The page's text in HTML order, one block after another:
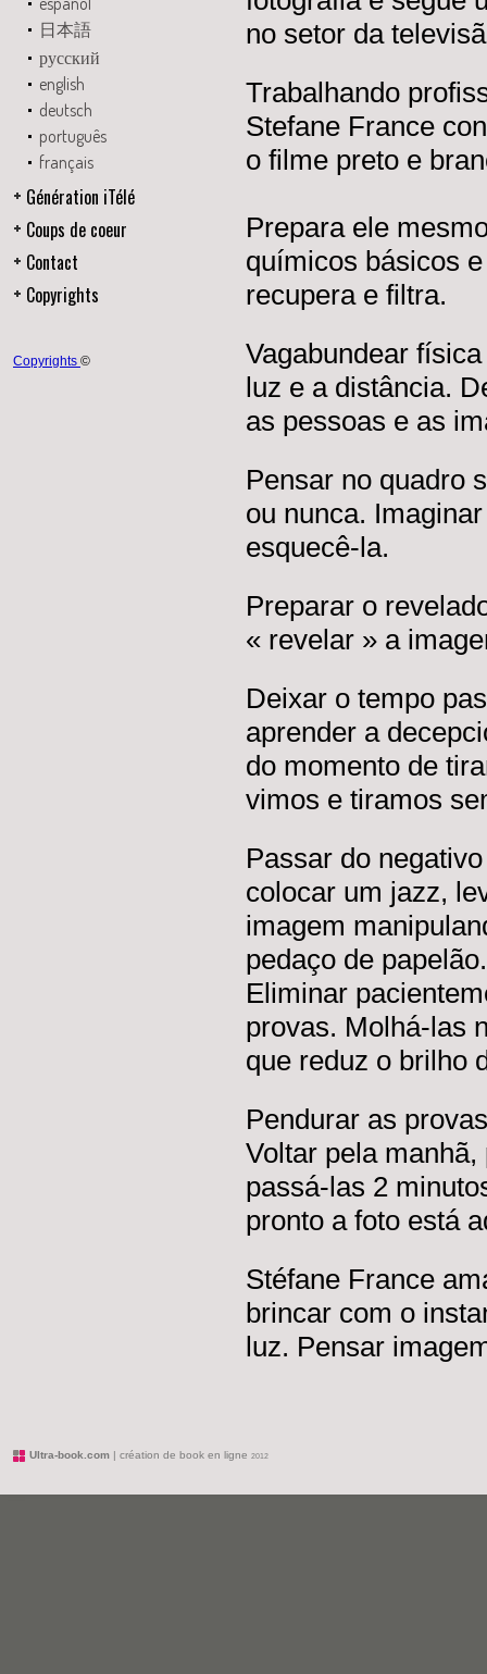
日本語
русский
english
deutsch
português
français
Génération iTélé
Coups de coeur
Contact
Copyrights
Copyrights ©
no setor da
Trabalhando
Stefane France
o filme preto e
Prepara ele
químicos básicos
recupera e filtra.
Vagabundear
luz e a distância.
as pessoas e as
Pensar no quadro
ou nunca.
esquecê-la.
Preparar o
« revelar » a
Deixar o tempo
aprender a
do momento de
vimos e tiramos
Passar do
colocar um jazz,
imagem
pedaço de
Eliminar
provas. Molhá-las
que reduz o brilho
Pendurar as
Voltar pela
passá-las 2
pronto a foto está
Stéfane France
brincar com o
luz. Pensar
Ultra-book.com | création de book en ligne 2012